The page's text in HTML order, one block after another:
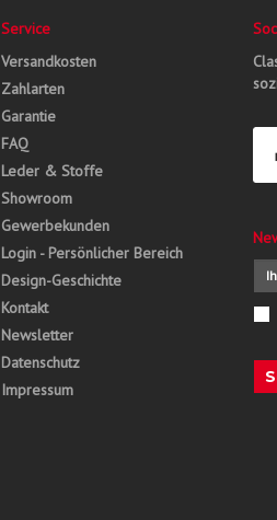
Service
Versandkosten
Zahlarten
Garantie
FAQ
Leder & Stoffe
Showroom
Gewerbekunden
Login - Persönlicher Bereich
Design-Geschichte
Kontakt
Newsletter
Datenschutz
Impressum